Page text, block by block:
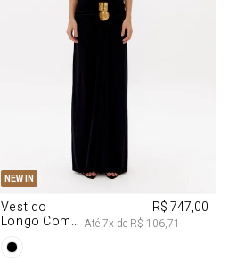
NEW IN
PP M
Vestido
Longo Com
Na Frente
R$ 747,00
Até7x de R$ 106,71